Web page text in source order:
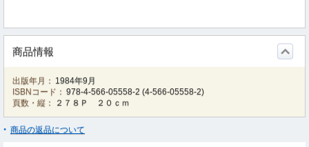
商品情報
出版年月： 1984年9月
ISBNコード： 978-4-566-05558-2 (4-566-05558-2)
頁数・縦：
２７８Ｐ ２０ｃｍ
商品の返品について